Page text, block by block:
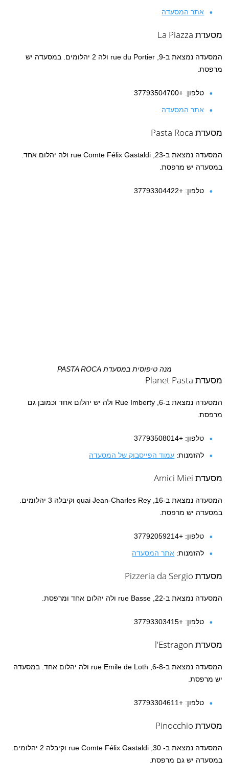
אתר המסעדה
מסעדת La Piazza
המסעדה נמצאת ב-9, rue du Portier ולה 2 יהלומים. במסעדה יש
מרפסת.
טלפון: +37793504700
אתר המסעדה
מסעדת Pasta Roca
המסעדה נמצאת ב-23, rue Comte Félix Gastaldi ולה יהלום אחד.
במסעדה יש מרפסת.
טלפון: +37793304422
מנה טיפוסית במסעדת PASTA ROCA
מסעדת Planet Pasta
המסעדה נמצאת ב-6, Rue Imberty ולה יש יהלום אחד וכמובן גם
מרפסת.
טלפון: +37793508014
להזמנות: עמוד הפייסבוק של המסעדה
מסעדת Amici Miei
המסעדה נמצאת ב-16, quai Jean-Charles Rey וקיבלה 3 יהלומים.
במסעדה יש מרפסת.
טלפון: +37792059214
להזמנות: אתר המסעדה
מסעדת Pizzeria da Sergio
המסעדה נמצאת ב-22, rue Basse ולה יהלום אחד ומרפסת.
טלפון: +37793303415
מסעדת l'Estragon
המסעדה נמצאת ב-6-8, rue Emile de Loth ולה יהלום אחד. במסעדה
יש מרפסת.
טלפון: +37793304611
מסעדת Pinocchio
המסעדה נמצאת ב- 30, rue Comte Félix Gastaldi וקיבלה 2 יהלומים.
במסעדה יש גם מרפסת.